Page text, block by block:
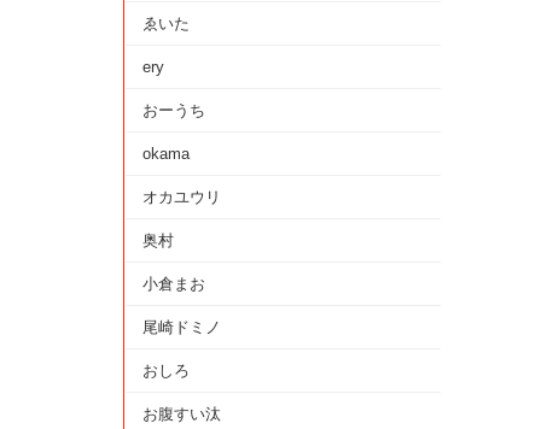
ゑいた
ery
おーうち
okama
オカユウリ
奥村
小倉まお
尾崎ドミノ
おしろ
お腹すい汰